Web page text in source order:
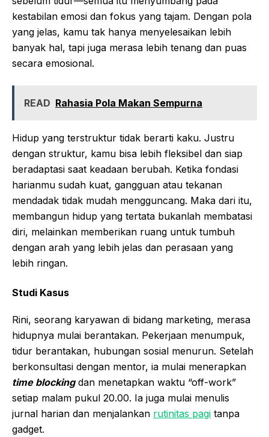
kestabilan emosi dan fokus yang tajam. Dengan pola
yang jelas, kamu tak hanya menyelesaikan lebih
banyak hal, tapi juga merasa lebih tenang dan puas
secara emosional.
READ Rahasia Pola Makan Sempurna
Hidup yang terstruktur tidak berarti kaku. Justru
dengan struktur, kamu bisa lebih fleksibel dan siap
beradaptasi saat keadaan berubah. Ketika fondasi
harianmu sudah kuat, gangguan atau tekanan
mendadak tidak mudah mengguncang. Maka dari itu,
membangun hidup yang tertata bukanlah membatasi
diri, melainkan memberikan ruang untuk tumbuh
dengan arah yang lebih jelas dan perasaan yang
lebih ringan.
Studi Kasus
Rini, seorang karyawan di bidang marketing, merasa
hidupnya mulai berantakan. Pekerjaan menumpuk,
tidur berantakan, hubungan sosial menurun. Setelah
berkonsultasi dengan mentor, ia mulai menerapkan
time blockingdan menetapkan waktu “off-work”
setiap malam pukul 20.00. Ia juga mulai menulis
jurnal harian dan menjalankan rutinitas pagi tanpa
gadget.